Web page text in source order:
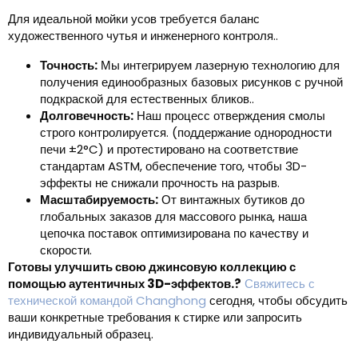
Для идеальной мойки усов требуется баланс
художественного чутья и инженерного контроля..
Точность: Мы интегрируем лазерную технологию для
получения единообразных базовых рисунков с ручной
подкраской для естественных бликов..
Долговечность: Наш процесс отверждения смолы
строго контролируется. (поддержание однородности
печи ±2°C) и протестировано на соответствие
стандартам ASTM, обеспечение того, чтобы 3D-
эффекты не снижали прочность на разрыв.
Масштабируемость:От винтажных бутиков до
глобальных заказов для массового рынка, наша
цепочка поставок оптимизирована по качеству и
скорости.
Готовы улучшить свою джинсовую коллекцию с
помощью аутентичных 3D-эффектов.? Свяжитесь с
технической командой Changhong сегодня, чтобы обсудить
ваши конкретные требования к стирке или запросить
индивидуальный образец.